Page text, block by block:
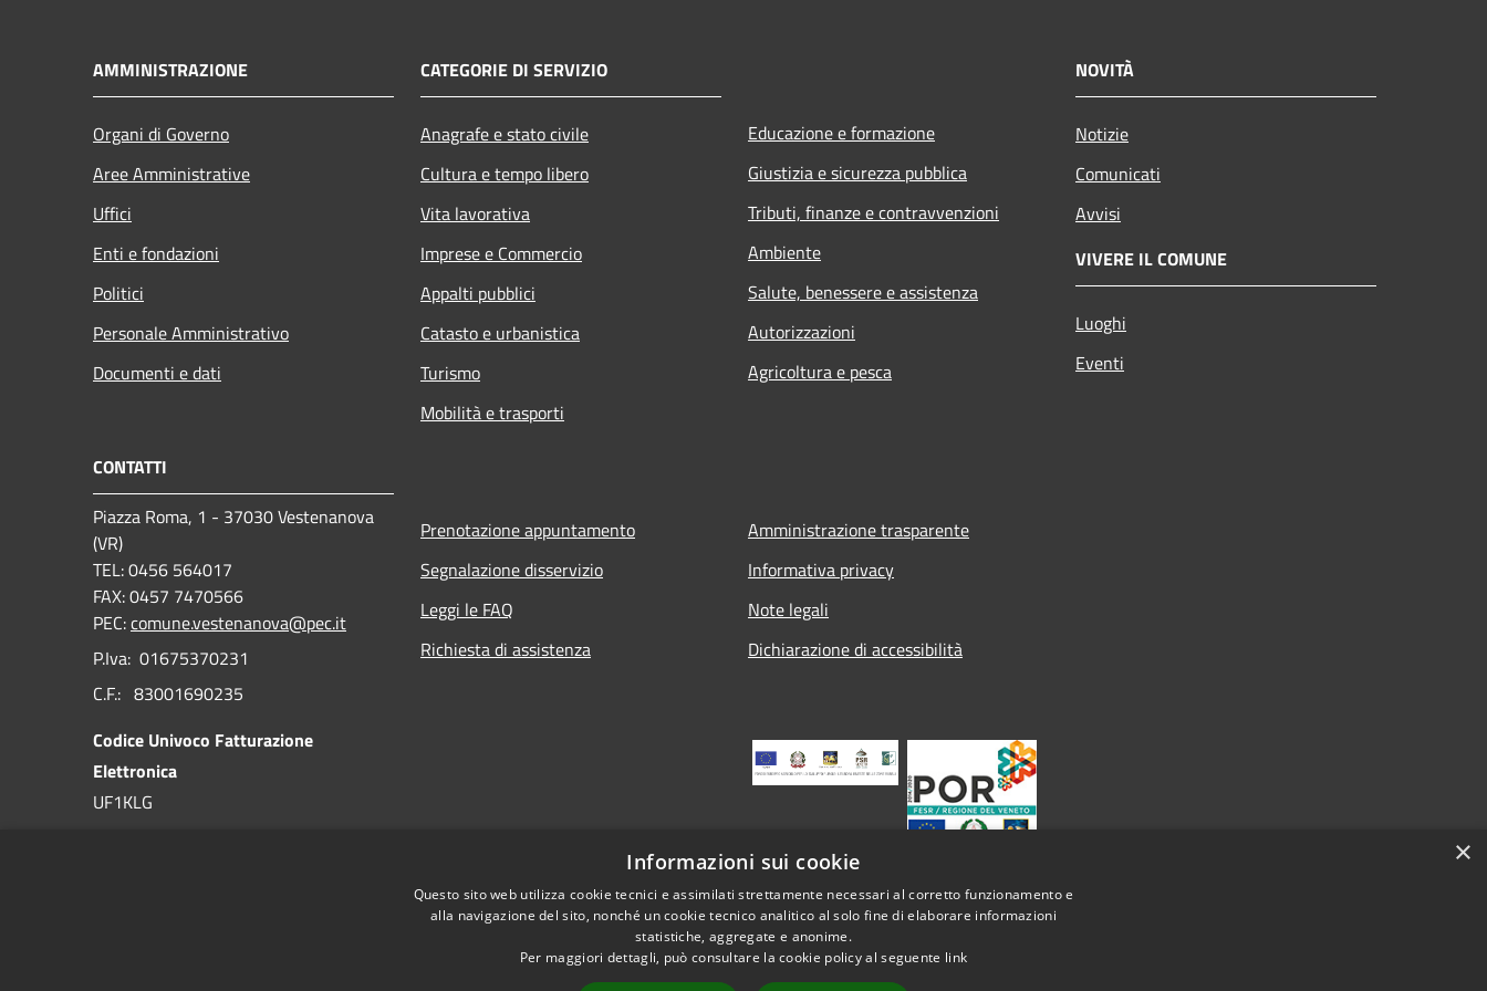
AMMINISTRAZIONE
Organi di Governo
Aree Amministrative
Uffici
Enti e fondazioni
Politici
Personale Amministrativo
Documenti e dati
CATEGORIE DI SERVIZIO
Anagrafe e stato civile
Cultura e tempo libero
Vita lavorativa
Imprese e Commercio
Appalti pubblici
Catasto e urbanistica
Turismo
Mobilità e trasporti
Educazione e formazione
Giustizia e sicurezza pubblica
Tributi, finanze e contravvenzioni
Ambiente
Salute, benessere e assistenza
Autorizzazioni
Agricoltura e pesca
NOVITÀ
Notizie
Comunicati
Avvisi
VIVERE IL COMUNE
Luoghi
Eventi
CONTATTI
Piazza Roma, 1 - 37030 Vestenanova
(VR)
TEL: 0456 564017
FAX: 0457 7470566
PEC:comune.vestenanova@pec.it
P.Iva: 01675370231
C.F.: 83001690235
Codice Univoco Fatturazione
Elettronica
UF1KLG
Prenotazione appuntamento
Segnalazione disservizio
Leggi le FAQ
Richiesta di assistenza
Amministrazione trasparente
Informativa privacy
Note legali
Dichiarazione di accessibilità
×
Informazioni sui cookie
Questo sito web utilizza cookie tecnici e assimilati strettamente necessari al corretto funzionamento e
alla navigazione del sito, nonché un cookie tecnico analitico al solo fine di elaborare informazioni
statistiche, aggregate e anonime.
Per maggiori dettagli, può consultare la cookie policy al seguente link